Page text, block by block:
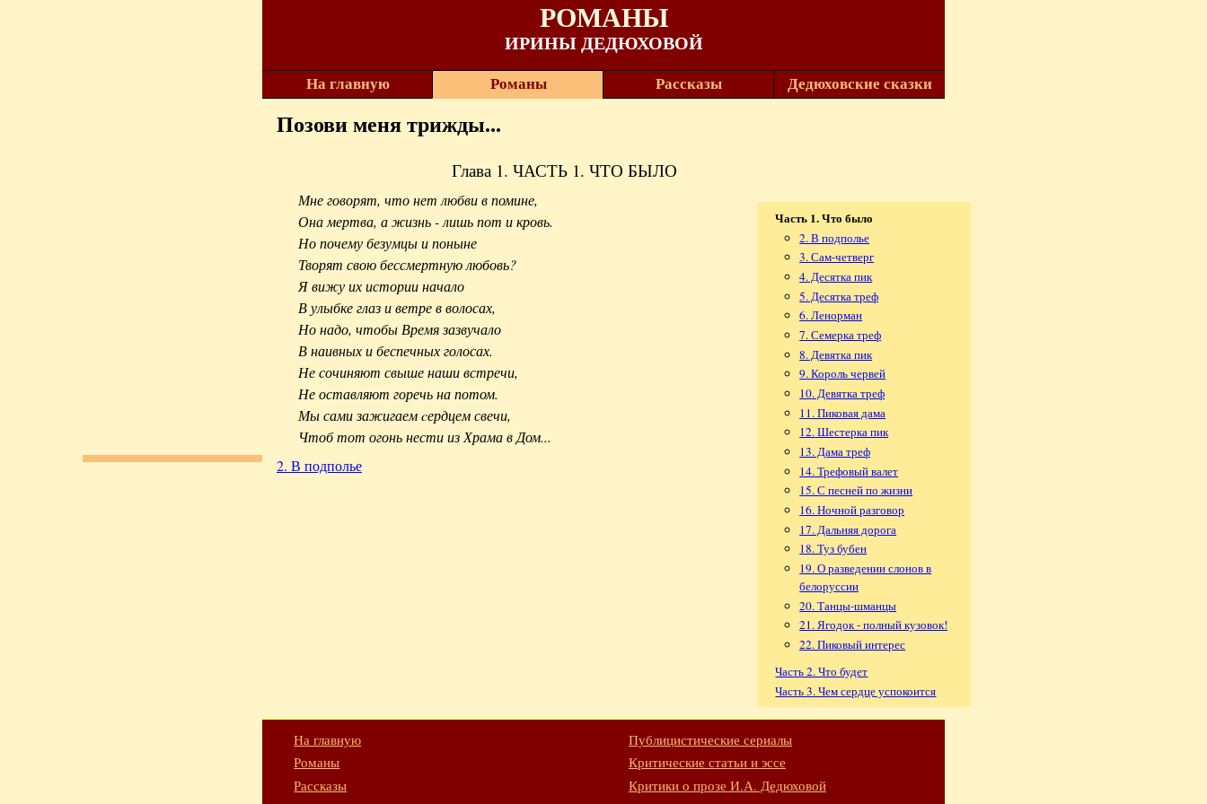
РОМАНЫ
ИРИНЫ ДЕДЮХОВОЙ
На главную Романы Рассказы Дедюховские сказки
Позови меня трижды...
Глава 1. ЧАСТЬ 1. ЧТО БЫЛО
Часть 1. Что было
2. В подполье
3. Сам-четверг
4. Десятка пик
5. Десятка треф
6. Ленорман
7. Семерка треф
8. Девятка пик
9. Король червей
10. Девятка треф
11. Пиковая дама
12. Шестерка пик
13. Дама треф
14. Трефовый валет
15. С песней по жизни
16. Ночной разговор
17. Дальняя дорога
18. Туз бубен
19. О разведении слонов в
белоруссии
20. Танцы-шманцы
21. Ягодок - полный кузовок!
22. Пиковый интерес
Часть 2. Что будет
Часть 3. Чем сердце успокоится
Мне говорят, что нет любви в помине,
Она мертва, а жизнь - лишь пот и кровь.
Но почему безумцы и поныне
Творят свою бессмертную любовь?
Я вижу их истории начало
В улыбке глаз и ветре в волосах,
Но надо, чтобы Время зазвучало
В наивных и беспечных голосах.
Не сочиняют свыше наши встречи,
Не оставляют горечь на потом.
Мы сами зажигаем cердцем свечи,
Чтоб тот огонь нести из Храма в Дом...
2. В подполье
На главную
Романы
Рассказы
Публицистические сериалы
Критические статьи и эссе
Критики о прозе И.А. Дедюховой